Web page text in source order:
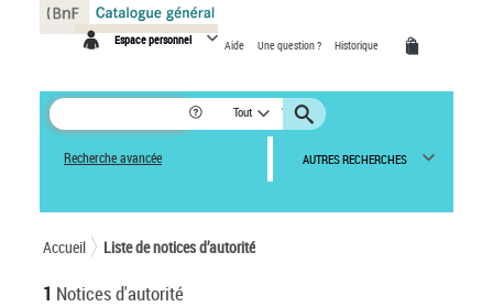
Espace personnel Aide Une question ? Historique
Tout
Recherche avancée AUTRES RECHERCHES
Accueil Liste de notices d’autorité
1 Notices d'autorité
Panneau de gestion des cookies